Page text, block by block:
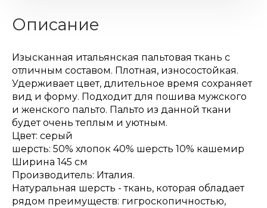
Описание
Изысканная итальянская пальтовая ткань с
отличным составом. Плотная, износостойкая.
Удерживает цвет, длительное время сохраняет
вид и форму. Подходит для пошива мужского
и женского пальто. Пальто из данной ткани
будет очень теплым и уютным.
Цвет: серый
шерсть: 50% хлопок 40% шерсть 10% кашемир
Ширина 145 см
Производитель: Италия.
Натуральная шерсть - ткань, которая обладает
рядом преимуществ: гигроскопичностью,